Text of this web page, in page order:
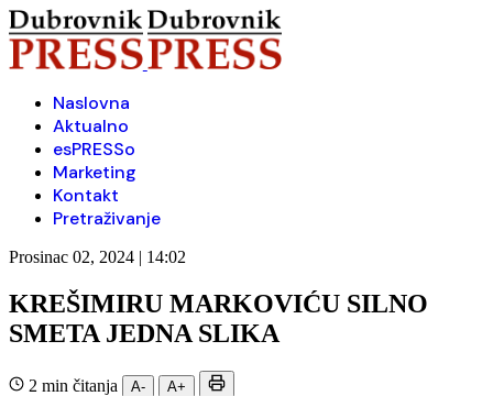
Naslovna
Aktualno
esPRESSo
Marketing
Kontakt
Pretraživanje
Prosinac 02, 2024 | 14:02
KREŠIMIRU MARKOVIĆU SILNO
SMETA JEDNA SLIKA
2 min čitanja A- A+